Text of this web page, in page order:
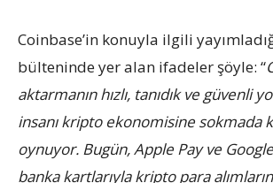
Coinbase’in konuyla ilgili
bülteninde yer alan ifadeler şöyle: “
aktarmanın hızlı, tanıdık ve güvenli
insanı kripto ekonomisine sokmada
oynuyor. Bugün, Apple Pay ve Google
banka kartlarıyla kripto para